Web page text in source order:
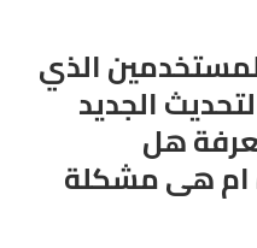
الذي
الجديد
هل
ام هى مشكلة